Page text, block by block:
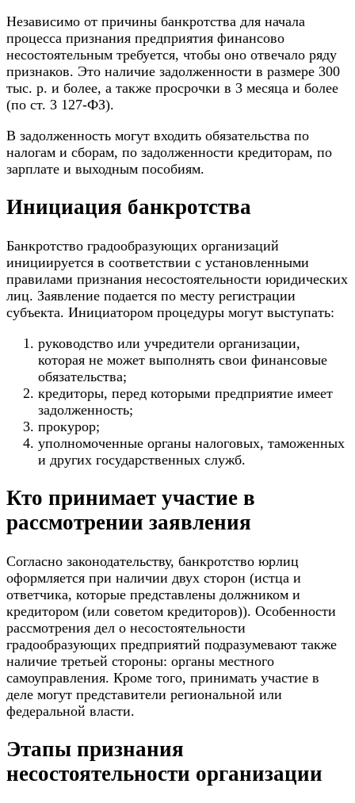
Независимо от причины банкротства для начала
процесса признания предприятия финансово
несостоятельным требуется, чтобы оно отвечало ряду
признаков. Это наличие задолженности в размере 300
тыс. р. и более, а также просрочки в 3 месяца и более
(по ст. 3 127-ФЗ).
В задолженность могут входить обязательства по
налогам и сборам, по задолженности кредиторам, по
зарплате и выходным пособиям.
Инициация банкротства
Банкротство градообразующих организаций
инициируется в соответствии с установленными
правилами признания несостоятельности юридических
лиц. Заявление подается по месту регистрации
субъекта. Инициатором процедуры могут выступать:
руководство или учредители организации,
которая не может выполнять свои финансовые
обязательства;
кредиторы, перед которыми предприятие имеет
задолженность;
прокурор;
уполномоченные органы налоговых, таможенных
и других государственных служб.
Кто принимает участие в
рассмотрении заявления
Согласно законодательству, банкротство юрлиц
оформляется при наличии двух сторон (истца и
ответчика, которые представлены должником и
кредитором (или советом кредиторов)). Особенности
рассмотрения дел о несостоятельности
градообразующих предприятий подразумевают также
наличие третьей стороны: органы местного
самоуправления. Кроме того, принимать участие в
деле могут представители региональной или
федеральной власти.
Этапы признания
несостоятельности организации